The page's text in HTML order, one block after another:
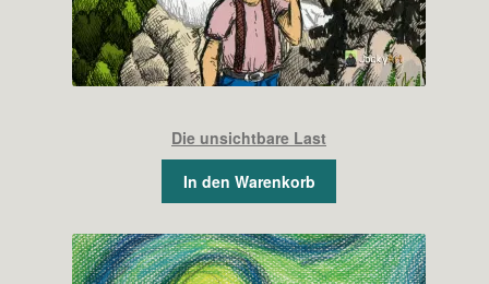
Die unsichtbare Last
In den Warenkorb